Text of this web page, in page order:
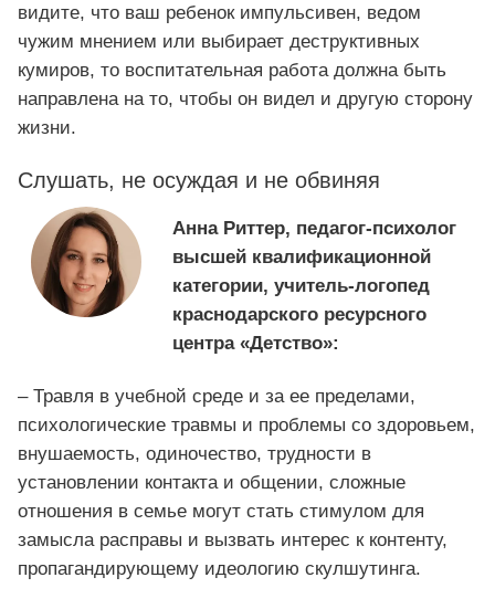
видите, что ваш ребенок импульсивен, ведом
чужим мнением или выбирает деструктивных
кумиров, то воспитательная работа должна быть
направлена на то, чтобы он видел и другую сторону
жизни.
Слушать, не осуждая и не обвиняя
Анна Риттер, педагог-психолог
высшей квалификационной
категории, учитель-логопед
краснодарского ресурсного
центра «Детство»:
– Травля в учебной среде и за ее пределами,
психологические травмы и проблемы со здоровьем,
внушаемость, одиночество, трудности в
установлении контакта и общении, сложные
отношения в семье могут стать стимулом для
замысла расправы и вызвать интерес к контенту,
пропагандирующему идеологию скулшутинга.